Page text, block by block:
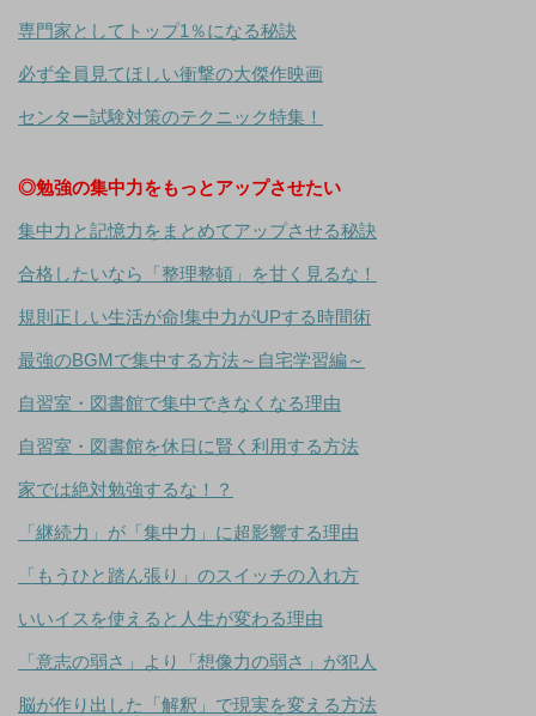
専門家としてトップ1％になる秘訣
必ず全員見てほしい衝撃の大傑作映画
センター試験対策のテクニック特集！
◎勉強の集中力をもっとアップさせたい
集中力と記憶力をまとめてアップさせる秘訣
合格したいなら「整理整頓」を甘く見るな！
規則正しい生活が命!集中力がUPする時間術
最強のBGMで集中する方法～自宅学習編～
自習室・図書館で集中できなくなる理由
自習室・図書館を休日に賢く利用する方法
家では絶対勉強するな！？
「継続力」が「集中力」に超影響する理由
「もうひと踏ん張り」のスイッチの入れ方
いいイスを使えると人生が変わる理由
「意志の弱さ」より「想像力の弱さ」が犯人
脳が作り出した「解釈」で現実を変える方法